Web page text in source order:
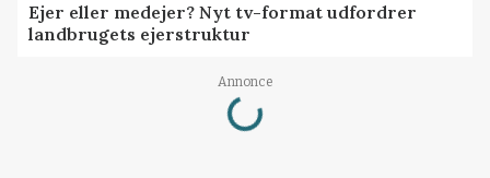
Ejer eller medejer? Nyt tv-format udfordrer
landbrugets ejerstruktur
Annonce
Loading...